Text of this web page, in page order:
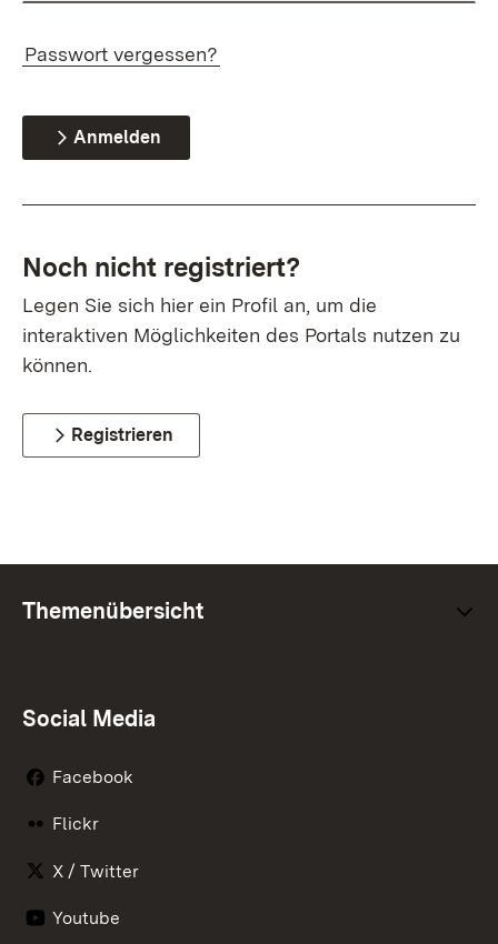
Passwort vergessen?
Anmelden
Noch nicht registriert?
Legen Sie sich hier ein Profil an, um die
interaktiven Möglichkeiten des Portals nutzen zu
können.
Registrieren
Themenübersicht
Social Media
Facebook
Flickr
X / Twitter
Youtube